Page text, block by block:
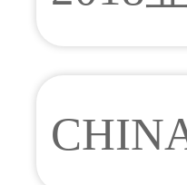
大的